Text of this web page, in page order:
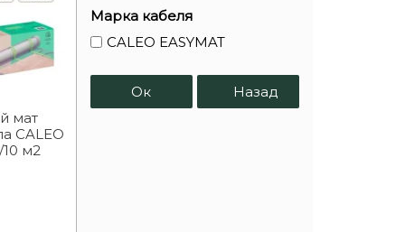
мат
CALEO
10 м2
Марка кабеля
CALEO EASYMAT
Ок Назад